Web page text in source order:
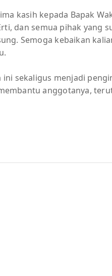
kasih kepada Bapak
dan semua pihak yang
Semoga kebaikan
ini sekaligus menjadi
anggotanya,